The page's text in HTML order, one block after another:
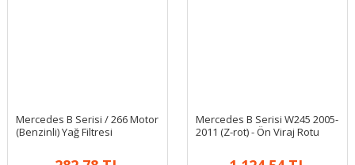
Mercedes B Serisi / 266 Motor
(Benzinli) Yağ Filtresi
Mercedes B Serisi W245 2005-
2011 (Z-rot) - Ön Viraj Rotu